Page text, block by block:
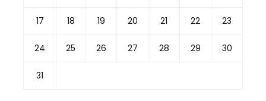
17 18 19 20 21 22 23
24 25 26 27 28 29 30
31